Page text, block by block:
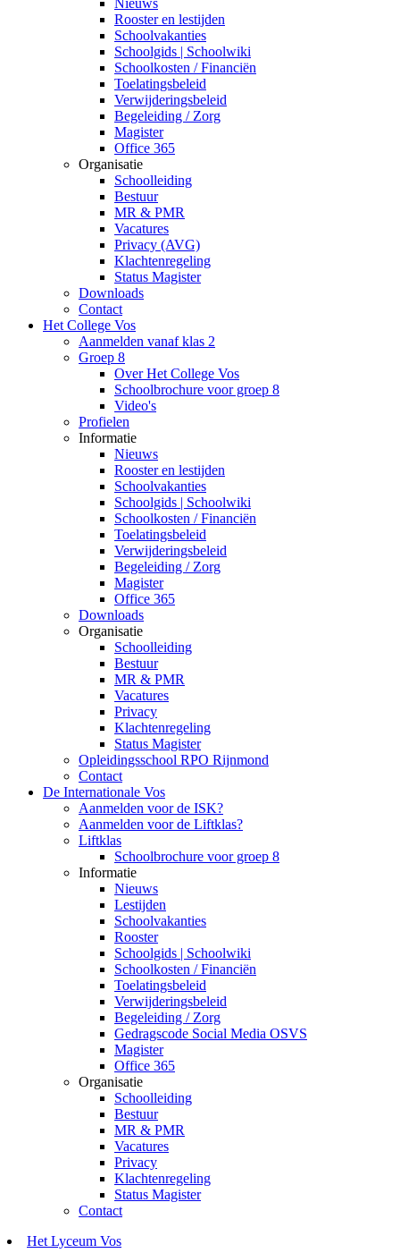
Nieuws
Rooster en lestijden
Schoolvakanties
Schoolgids | Schoolwiki
Schoolkosten / Financiën
Toelatingsbeleid
Verwijderingsbeleid
Begeleiding / Zorg
Magister
Office 365
Organisatie
Schoolleiding
Bestuur
MR & PMR
Vacatures
Privacy (AVG)
Klachtenregeling
Status Magister
Downloads
Contact
Het College Vos
Aanmelden vanaf klas 2
Groep 8
Over Het College Vos
Schoolbrochure voor groep 8
Video's
Profielen
Informatie
Nieuws
Rooster en lestijden
Schoolvakanties
Schoolgids | Schoolwiki
Schoolkosten / Financiën
Toelatingsbeleid
Verwijderingsbeleid
Begeleiding / Zorg
Magister
Office 365
Downloads
Organisatie
Schoolleiding
Bestuur
MR & PMR
Vacatures
Privacy
Klachtenregeling
Status Magister
Opleidingsschool RPO Rijnmond
Contact
De Internationale Vos
Aanmelden voor de ISK?
Aanmelden voor de Liftklas?
Liftklas
Schoolbrochure voor groep 8
Informatie
Nieuws
Lestijden
Schoolvakanties
Rooster
Schoolgids | Schoolwiki
Schoolkosten / Financiën
Toelatingsbeleid
Verwijderingsbeleid
Begeleiding / Zorg
Gedragscode Social Media OSVS
Magister
Office 365
Organisatie
Schoolleiding
Bestuur
MR & PMR
Vacatures
Privacy
Klachtenregeling
Status Magister
Contact
Het Lyceum Vos